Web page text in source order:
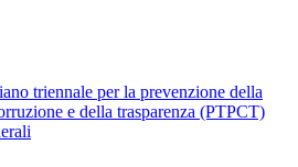
triennale per la prevenzione della
e della trasparenza (PTPCT)